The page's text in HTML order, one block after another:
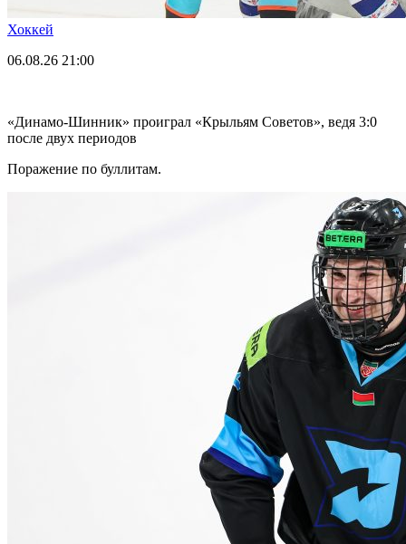
Хоккей
06.08.26 21:00
«Динамо-Шинник» проиграл «Крыльям Советов», ведя 3:0
после двух периодов
Поражение по буллитам.